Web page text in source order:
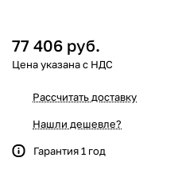
77 406 руб.
Рассчитать доставку
Нашли дешевле?
Гарантия 1 год